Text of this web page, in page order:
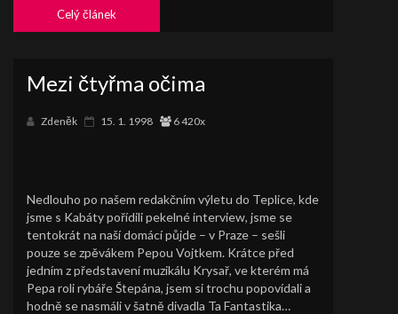
Celý článek
Mezi čtyřma očima
Zdeněk 15. 1. 1998 6 420x
Nedlouho po našem redakčním výletu do Teplice, kde
jsme s Kabáty pořídili pekelné interview, jsme se
tentokrát na naší domácí půjde – v Praze – sešli
pouze se zpěvákem Pepou Vojtkem. Krátce před
jedním z představení muzikálu Krysař, ve kterém má
Pepa roli rybáře Štepána, jsem si trochu popovídali a
hodně se nasmáli v šatně divadla Ta Fantastika…